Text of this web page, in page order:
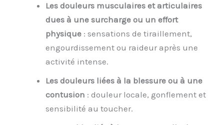
Les douleurs musculaires et articulaires
dues à une surcharge ou un effort
physique : sensations de tiraillement,
engourdissement ou raideur après une
activité intense.
Les douleurs liées à la blessure ou à une
contusion : douleur locale, gonflement et
sensibilité au toucher.